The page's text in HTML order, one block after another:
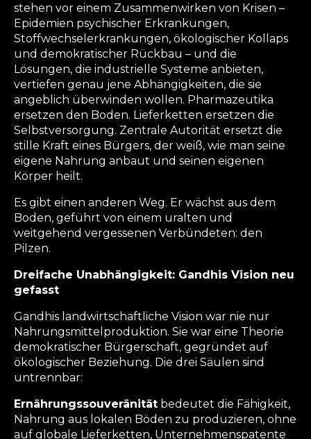
stehen vor einem Zusammenwirken von Krisen –
Epidemien psychischer Erkrankungen,
Stoffwechselerkrankungen, ökologischer Kollaps
und demokratischer Rückbau – und die
Lösungen, die industrielle Systeme anbieten,
vertiefen genau jene Abhängigkeiten, die sie
angeblich überwinden wollen. Pharmazeutika
ersetzen den Boden. Lieferketten ersetzen die
Selbstversorgung. Zentrale Autorität ersetzt die
stille Kraft eines Bürgers, der weiß, wie man seine
eigene Nahrung anbaut und seinen eigenen
Körper heilt.
Es gibt einen anderen Weg. Er wächst aus dem
Boden, geführt von einem uralten und
weitgehend vergessenen Verbündeten: den
Pilzen.
Dreifache Unabhängigkeit: Gandhis Vision neu
gefasst
Gandhis landwirtschaftliche Vision war nie nur
Nahrungsmittelproduktion. Sie war eine Theorie
demokratischer Bürgerschaft, gegründet auf
ökologischer Beziehung. Die drei Säulen sind
untrennbar:
Ernährungssouveränität bedeutet die Fähigkeit,
Nahrung aus lokalen Böden zu produzieren, ohne
auf globale Lieferketten, Unternehmenspatente